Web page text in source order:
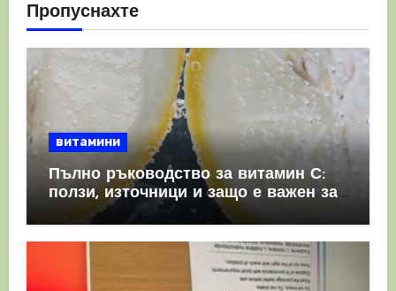
Пропуснахте
витамини
Пълно ръководство за витамин С:
ползи, източници и защо е важен за
имунната система